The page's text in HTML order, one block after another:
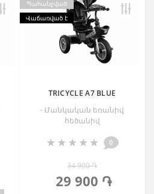
Պահանջված
Վաճառված է
TRICYCLE A7 BLUE
- Մանկական եռանիվ
հեծանիվ
0
34 900 ֏
29 900 ֏